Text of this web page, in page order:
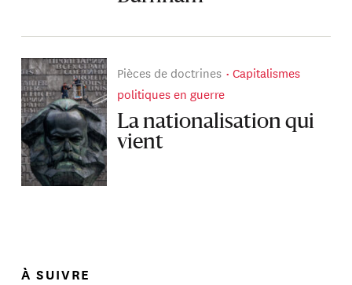
Pièces de doctrines
Capitalismes
politiques en guerre
La nationalisation qui
vient
À SUIVRE